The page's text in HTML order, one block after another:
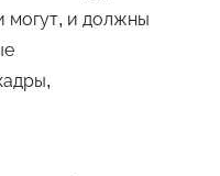
могут, и должны